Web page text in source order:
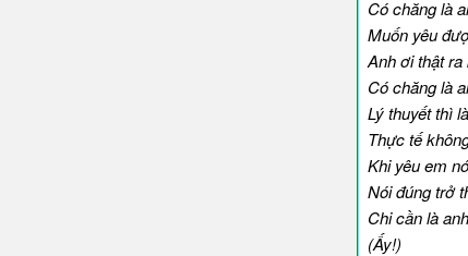
Có chăng là
Muốn yêu
Anh ơi thật
Có chăng là
Lý thuyết thì
Thực tế
Khi yêu em
Nói đúng trở
Chi cần là
(Ấy!)